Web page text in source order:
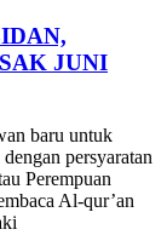
JUNI
baru untuk
persyaratan
Perempuan
Al-qur’an